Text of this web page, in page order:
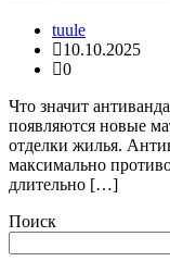
tuule
10.10.2025
0
Что значит
появляются новые
отделки жилья.
максимально
длительно […]
Поиск